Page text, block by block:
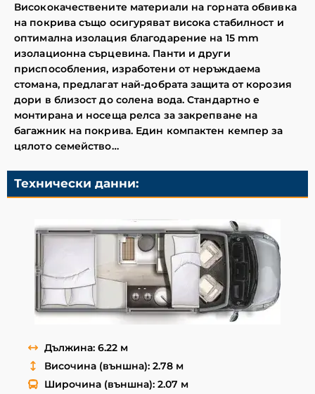
Висококачествените материали на горната обвивка
на покрива също осигуряват висока стабилност и
оптимална изолация благодарение на 15 mm
изолационна сърцевина. Панти и други
приспособления, изработени от неръждаема
стомана, предлагат най-добрата защита от корозия
дори в близост до солена вода. Стандартно е
монтирана и носеща релса за закрепване на
багажник на покрива. Един компактен кемпер за
цялото семейство…
Технически данни:
Дължина: 6.22 м
Височина (външна): 2.78 м
Широчина (външна): 2.07 м